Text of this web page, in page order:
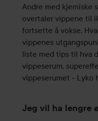
Andre med kjemiske
overtaler vippene til
fortsette å vokse.
vippenes
liste med tips til hva
vippeserum,
vippeserumet - Lyko
Jeg vil ha lengre